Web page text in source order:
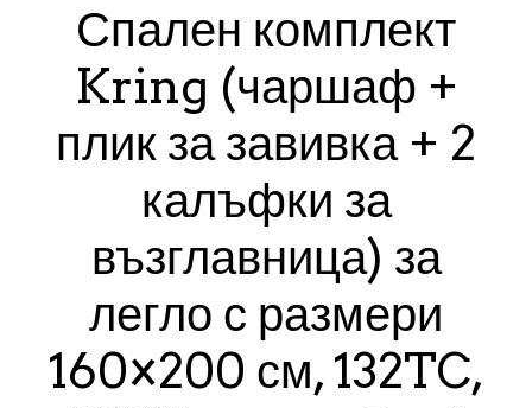
Спален комплект
Kring (чаршаф +
плик за завивка + 2
калъфки за
възглавница) за
легло с размери
160×200 см, 132TC,